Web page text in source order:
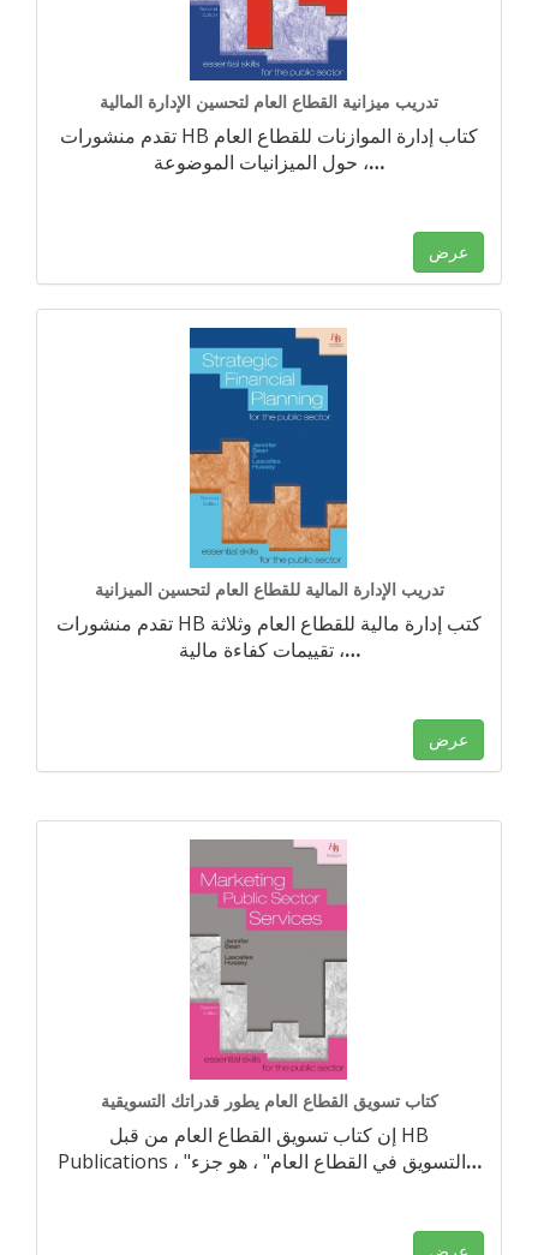
تدريب ميزانية القطاع العام لتحسين الإدارة المالية
تقدم منشورات HB كتاب إدارة الموازنات للقطاع العام
حول الميزانيات الموضوعة ،…
عرض
تدريب الإدارة المالية للقطاع العام لتحسين الميزانية
تقدم منشورات HB كتب إدارة مالية للقطاع العام وثلاثة
تقييمات كفاءة مالية ،…
عرض
كتاب تسويق القطاع العام يطور قدراتك التسويقية
إن كتاب تسويق القطاع العام من قبل HB
Publications ، "التسويق في القطاع العام" ، هو جزء…